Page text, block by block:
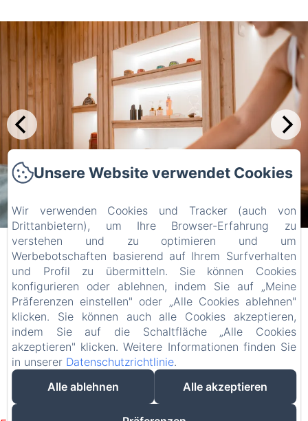
Le Pignié
DatenschutzerklärungRechtliche Informationen
Cookie-Informationen
841 Chemin de Pignès, Lescure-d'Albigeois, 81380,
Frankreich
lepignie@gmail.com
07 86 53 46 55
Unsere Website verwendet Cookies
Wir verwenden Cookies und Tracker (auch von
Drittanbietern), um Ihre Browser-Erfahrung zu
verstehen und zu optimieren und um
Werbebotschaften basierend auf Ihrem Surfverhalten
und Profil zu übermitteln. Sie können Cookies
konfigurieren oder ablehnen, indem Sie auf „Meine
Präferenzen einstellen" oder „Alle Cookies ablehnen"
klicken. Sie können auch alle Cookies akzeptieren,
indem Sie auf die Schaltfläche „Alle Cookies
akzeptieren" klicken. Weitere Informationen finden Sie
in unserer Datenschutzrichtlinie.
Alle ablehnen
Alle akzeptieren